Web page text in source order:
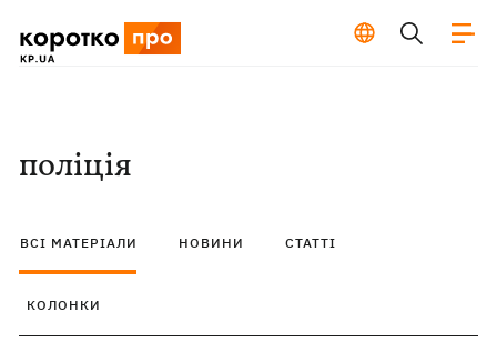
поліція
ВСІ МАТЕРІАЛИ НОВИНИ СТАТТІ
КОЛОНКИ